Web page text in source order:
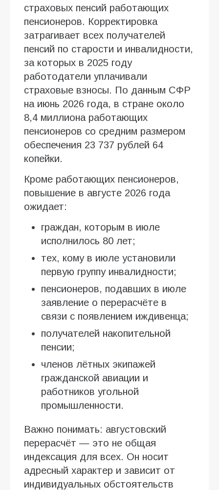
страховых пенсий работающих
пенсионеров. Корректировка
затрагивает всех получателей
пенсий по старости и инвалидности,
за которых в 2025 году
работодатели уплачивали
страховые взносы. По данным СФР
на июнь 2026 года, в стране около
8,4 миллиона работающих
пенсионеров со средним размером
обеспечения 23 737 рублей 64
копейки.
Кроме работающих пенсионеров,
повышение в августе 2026 года
ожидает:
граждан, которым в июле
исполнилось 80 лет;
тех, кому в июле установили
первую группу инвалидности;
пенсионеров, подавших в июле
заявление о перерасчёте в
связи с появлением иждивенца;
получателей накопительной
пенсии;
членов лётных экипажей
гражданской авиации и
работников угольной
промышленности.
Важно понимать: августовский
перерасчёт — это не общая
индексация для всех. Он носит
адресный характер и зависит от
индивидуальных обстоятельств